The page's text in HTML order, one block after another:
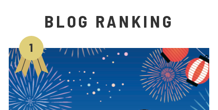
BLOG RANKING